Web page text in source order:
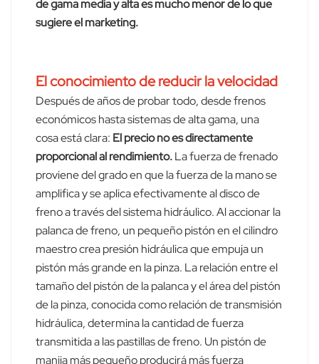
de gama media y alta es mucho menor de lo que
sugiere el marketing.
El conocimiento de reducir la velocidad
Después de años de probar todo, desde frenos
económicos hasta sistemas de alta gama, una
cosa está clara: El precio no es directamente
proporcional al rendimiento.La fuerza de frenado
proviene del grado en que la fuerza de la mano se
amplifica y se aplica efectivamente al disco de
freno a través del sistema hidráulico. Al accionar la
palanca de freno, un pequeño pistón en el cilindro
maestro crea presión hidráulica que empuja un
pistón más grande en la pinza. La relación entre el
tamaño del pistón de la palanca y el área del pistón
de la pinza, conocida como relación de transmisión
hidráulica, determina la cantidad de fuerza
transmitida a las pastillas de freno. Un pistón de
manija más pequeño producirá más fuerza